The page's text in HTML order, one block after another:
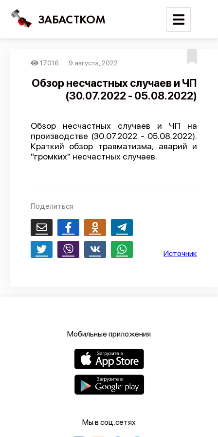
ЗАБАСТКОМ
Поиск
Карта событий
Трудовые конфликты
О проекте
Политика конфиденциальности
17016 9 августа, 2022
Обзор несчастных случаев и ЧП
(30.07.2022 - 05.08.2022)
Обзор несчастных случаев и ЧП на
производстве (30.07.2022 - 05.08.2022).
Краткий обзор травматизма, аварий и
"громких" несчастных случаев.
Поделиться
Источник
Мобильные приложения
Мы в соц.сетях